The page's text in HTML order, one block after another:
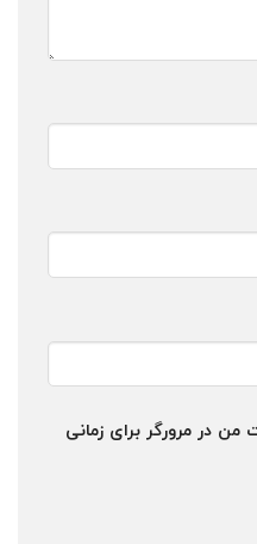
من در مرورگر برای زمانی